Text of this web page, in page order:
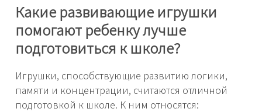
Какие развивающие игрушки
помогают ребенку лучше
подготовиться к школе?
Игрушки, способствующие развитию логики,
памяти и концентрации, считаются отличной
подготовкой к школе. К ним относятся: